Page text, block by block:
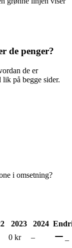
de penger?
de er
på begge sider.
i omsetning?
2023 2024
0 kr – –